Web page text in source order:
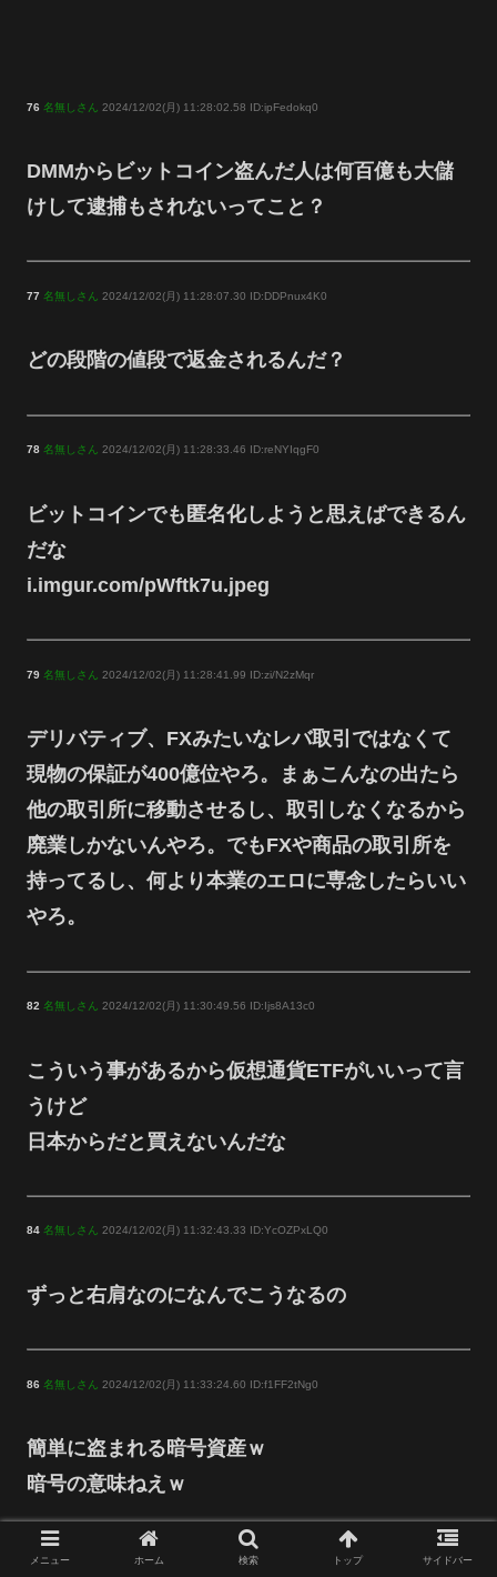
76 名無しさん 2024/12/02(月) 11:28:02.58 ID:ipFedokq0
DMMからビットコイン盗んだ人は何百億も大儲
けして逮捕もされないってこと？
77 名無しさん 2024/12/02(月) 11:28:07.30 ID:DDPnux4K0
どの段階の値段で返金されるんだ？
78 名無しさん 2024/12/02(月) 11:28:33.46 ID:reNYIqgF0
ビットコインでも匿名化しようと思えばできるん
だな
i.imgur.com/pWftk7u.jpeg
79 名無しさん 2024/12/02(月) 11:28:41.99 ID:zi/N2zMqr
デリバティブ、FXみたいなレバ取引ではなくて
現物の保証が400億位やろ。まぁこんなの出たら
他の取引所に移動させるし、取引しなくなるから
廃業しかないんやろ。でもFXや商品の取引所を
持ってるし、何より本業のエロに専念したらいい
やろ。
82 名無しさん 2024/12/02(月) 11:30:49.56 ID:Ijs8A13c0
こういう事があるから仮想通貨ETFがいいって言
うけど
日本からだと買えないんだな
84 名無しさん 2024/12/02(月) 11:32:43.33 ID:YcOZPxLQ0
ずっと右肩なのになんでこうなるの
86 名無しさん 2024/12/02(月) 11:33:24.60 ID:f1FF2tNg0
簡単に盗まれる暗号資産ｗ
暗号の意味ねえｗ
メニュー ホーム 検索 トップ サイドバー